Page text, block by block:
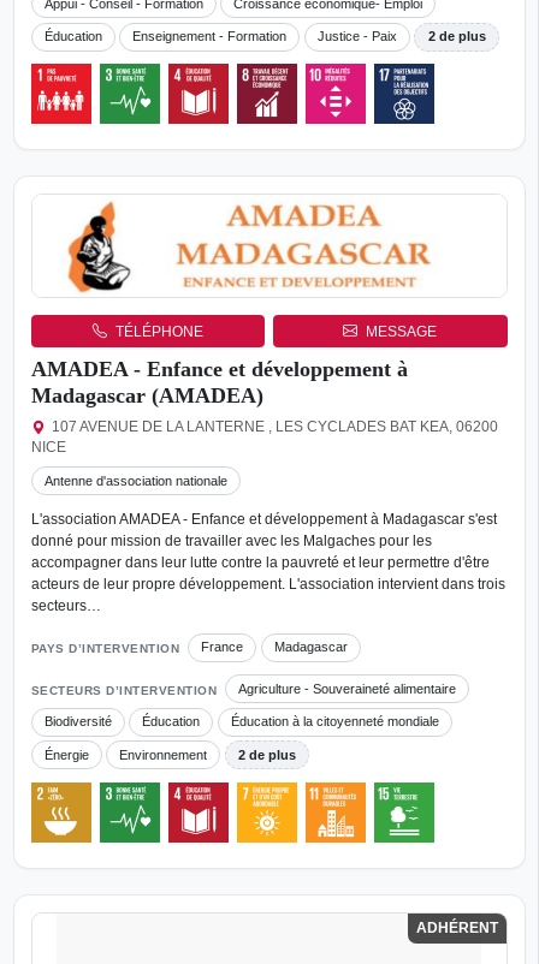
Appui - Conseil - Formation Croissance économique- Emploi
Éducation Enseignement - Formation Justice - Paix 2 de plus
TÉLÉPHONE MESSAGE
AMADEA - Enfance et développement à
Madagascar (AMADEA)
107 AVENUE DE LA LANTERNE , LES CYCLADES BAT KEA, 06200
NICE
Antenne d'association nationale
L'association AMADEA - Enfance et développement à Madagascar s'est
donné pour mission de travailler avec les Malgaches pour les
accompagner dans leur lutte contre la pauvreté et leur permettre d'être
acteurs de leur propre développement. L'association intervient dans trois
secteurs…
PAYS D’INTERVENTION France Madagascar
SECTEURS D’INTERVENTION Agriculture - Souveraineté alimentaire
Biodiversité Éducation Éducation à la citoyenneté mondiale
Énergie Environnement 2 de plus
ADHÉRENT